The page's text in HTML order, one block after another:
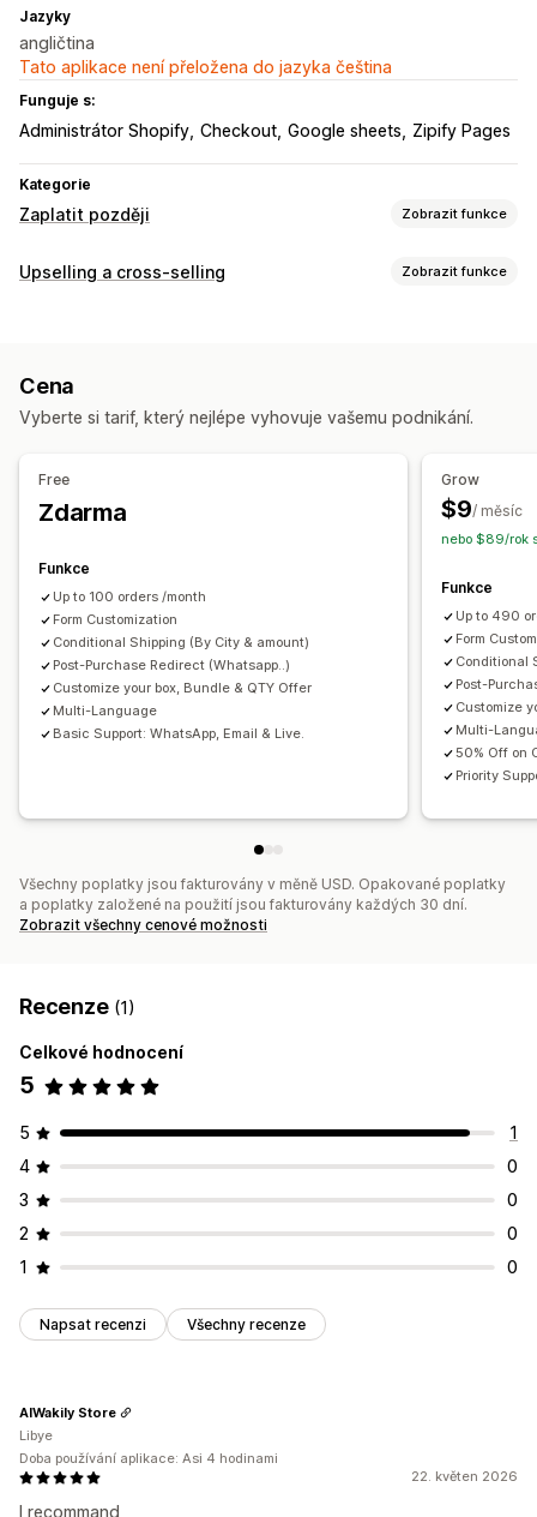
Jazyky
angličtina
Tato aplikace není přeložena do jazyka čeština
Funguje s:
Administrátor Shopify Checkout Google sheets Zipify Pages
Kategorie
Zaplatit později Zobrazit funkce
Správa dobírek
Přizpůsobení formuláře
Přetahovací editor
Vlastní pole
Písmo a barva
Automaticky otevíraná okna
Možnosti dopravy
Cross-selling
Upselling a cross-selling Zobrazit funkce
Analytika
Výkonnost trychtýře
Cena
Vyberte si tarif, který nejlépe vyhovuje vašemu podnikání.
Free
Zdarma
Funkce
Up to 100 orders /month
Form Customization
Conditional Shipping (By City & amount)
Post-Purchase Redirect (Whatsapp..)
Customize your box, Bundle & QTY Offer
Multi-Language
Basic Support: WhatsApp, Email & Live.
Grow
$9/ měsíc
nebo $89/rok
Funkce
Up to 490
Form
Conditional
Post-
Customize
Multi-
50% Off on
Priority
Všechny poplatky jsou fakturovány v měně USD. Opakované poplatky
a poplatky založené na použití jsou fakturovány každých 30 dní.
Zobrazit všechny cenové možnosti
Recenze (1)
Celkové hodnocení
5
5
1
4
0
3
0
2
0
1
0
Napsat recenzi Všechny recenze
22. květen 2026
I recommand
AlWakily Store
Libye
Doba používání aplikace: Asi 4 hodinami